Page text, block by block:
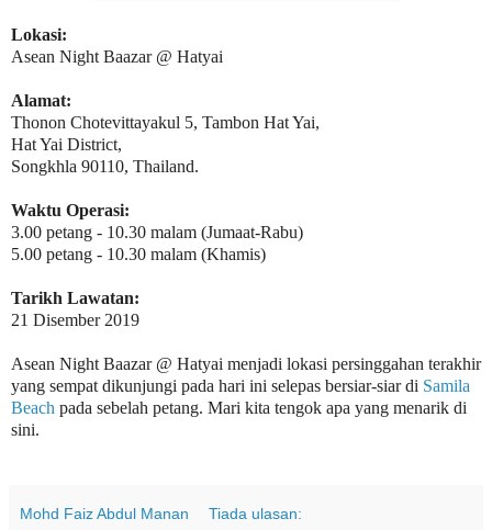
Lokasi:
Asean Night Baazar @ Hatyai
Alamat:
Thonon Chotevittayakul 5, Tambon Hat Yai,
Hat Yai District,
Songkhla 90110, Thailand.
Waktu Operasi:
3.00 petang - 10.30 malam (Jumaat-Rabu)
5.00 petang - 10.30 malam (Khamis)
Tarikh Lawatan:
21 Disember 2019
Asean Night Baazar @ Hatyai menjadi lokasi persinggahan terakhir
yang sempat dikunjungi pada hari ini selepas bersiar-siar di Samila
Beach pada sebelah petang. Mari kita tengok apa yang menarik di
sini.
Mohd Faiz Abdul Manan Tiada ulasan: